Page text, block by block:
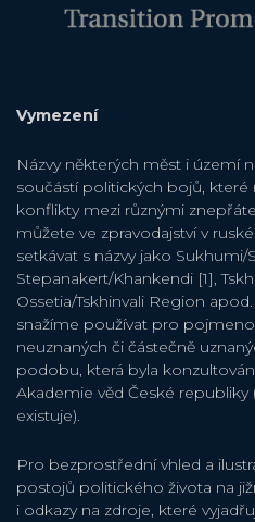
Vymezení
Názvy některých měst i území
součástí politických bojů, které
konflikty mezi různými
můžete ve zpravodajství v
setkávat s názvy jako Sukhumi/
Stepanakert/Khankendi [1],
Ossetia/Tskhinvali Region
snažíme používat pro
neuznaných či částečně
podobu, která byla
Akademie věd České
existuje).
Pro bezprostřední vhled a
postojů politického života na
i odkazy na zdroje, které